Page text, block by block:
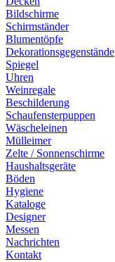
Bildschirme
Schirmständer
Blumentöpfe
Dekorationsgegenstände
Spiegel
Uhren
Weinregale
Beschilderung
Schaufensterpuppen
Wäscheleinen
Mülleimer
Zelte / Sonnenschirme
Haushaltsgeräte
Böden
Hygiene
Kataloge
Designer
Messen
Nachrichten
Kontakt